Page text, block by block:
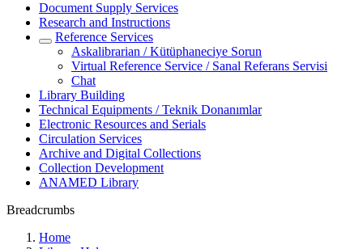
Document Supply Services
Research and Instructions
Reference Services
Askalibrarian / Kütüphaneciye Sorun
Virtual Reference Service / Sanal Referans Servisi
Chat
Library Building
Technical Equipments / Teknik Donanımlar
Electronic Resources and Serials
Circulation Services
Archive and Digital Collections
Collection Development
ANAMED Library
Breadcrumbs
Home